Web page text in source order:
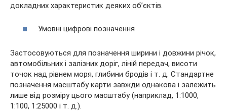
докладних характеристик деяких об’єктів.
Умовні цифрові позначення
Застосовуються для позначення ширини і довжини річок,
автомобільних і залізних доріг, ліній передач, висоти
точок над рівнем моря, глибини бродів і т. д. Стандартне
позначення масштабу карти завжди однакова і залежить
лише від розміру цього масштабу (наприклад, 1:1000,
1:100, 1:25000 і т. д.).